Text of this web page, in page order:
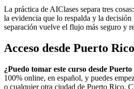
La práctica de AIClases separa tres
la evidencia que lo respalda y la decisión
separación vuelve el flujo más seguro y
Acceso desde Puerto Rico
¿Puedo tomar este curso desde Puerto
100% online, en español, y puedes
o cualquier otra ciudad de Puerto Rico.